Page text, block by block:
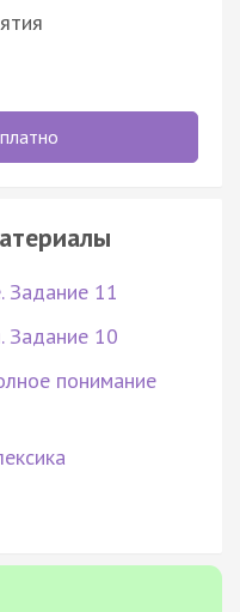
Задание 11
Задание 10
понимание